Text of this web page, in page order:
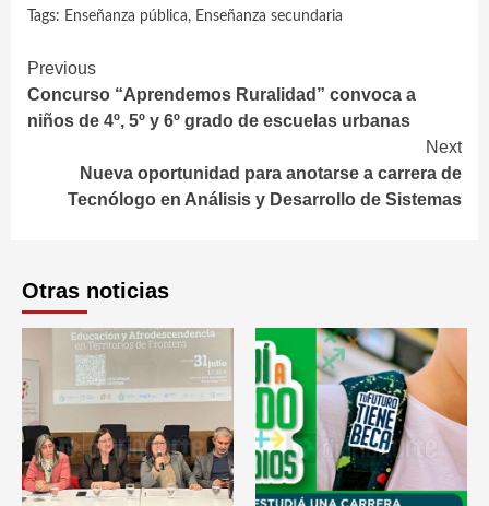
Tags: Enseñanza pública, Enseñanza secundaria
Continue
Reading
Previous
Concurso “Aprendemos Ruralidad” convoca a
niños de 4º, 5º y 6º grado de escuelas urbanas
Next
Nueva oportunidad para anotarse a carrera de
Tecnólogo en Análisis y Desarrollo de Sistemas
Otras noticias